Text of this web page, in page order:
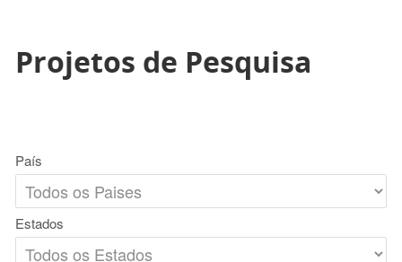
Projetos de Pesquisa
País
Estados